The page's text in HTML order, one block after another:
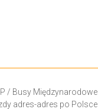
/ Busy Międzynarodowe
adres-adres po Polsce